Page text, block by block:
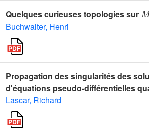
Quelques curieuses topologies sur
Buchwalter, Henri
Propagation des singularités des
d'équations pseudo-différentielles
Lascar, Richard